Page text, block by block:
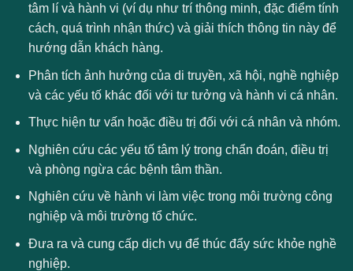
tâm lí và hành vi (ví dụ như trí thông minh, đặc điểm tính
cách, quá trình nhận thức) và giải thích thông tin này để
hướng dẫn khách hàng.
Phân tích ảnh hưởng của di truyền, xã hội, nghề nghiệp
và các yếu tố khác đối với tư tưởng và hành vi cá nhân.
Thực hiện tư vấn hoặc điều trị đối với cá nhân và nhóm.
Nghiên cứu các yếu tố tâm lý trong chẩn đoán, điều trị
và phòng ngừa các bệnh tâm thần.
Nghiên cứu về hành vi làm việc trong môi trường công
nghiệp và môi trường tổ chức.
Đưa ra và cung cấp dịch vụ để thúc đẩy sức khỏe nghề
nghiệp.